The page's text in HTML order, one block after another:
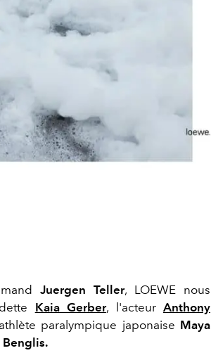
Juergen Teller, LOEWE nous
Kaia Gerber, l'acteurAnthony
paralympique japonaise Maya
Benglis.